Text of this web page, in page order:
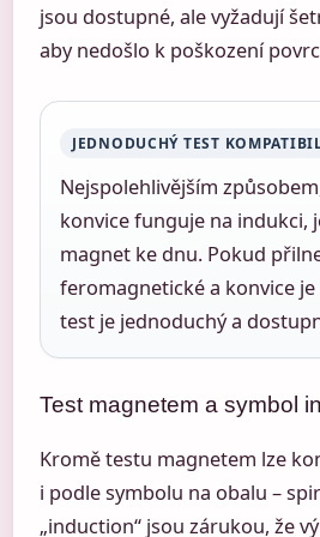
jsou dostupné, ale vyžadují
aby nedošlo k poškození
JEDNODUCHÝ TEST
Nejspolehlivějším
konvice funguje na indukci,
magnet ke dnu. Pokud
feromagnetické a konvice je
test je jednoduchý a
Test magnetem a symbol
Kromě testu magnetem lze
i podle symbolu na obalu –
„induction“ jsou zárukou, že